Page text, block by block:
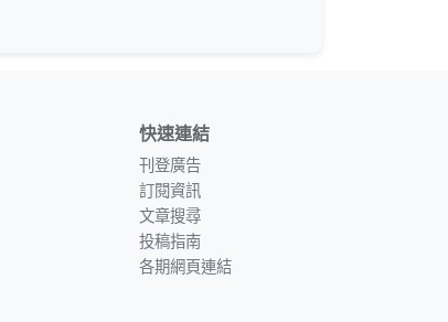
快速連結
刊登廣告
訂閱資訊
文章搜尋
投稿指南
各期網頁連結